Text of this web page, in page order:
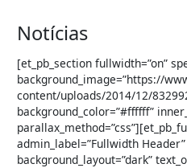
Notícias
[et_pb_section fullwidth=”on”
background_image=”https://
content/uploads/2014/12/
background_color=”#ffffff”
admin_label=”Fullwidth
background_layout=”dark”